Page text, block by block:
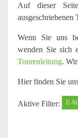
Auf dieser
ausgeschriebenen
Wenn Sie uns
wenden Sie sich
Tourenleitung.
Hier finden Sie
Aktive Filter: